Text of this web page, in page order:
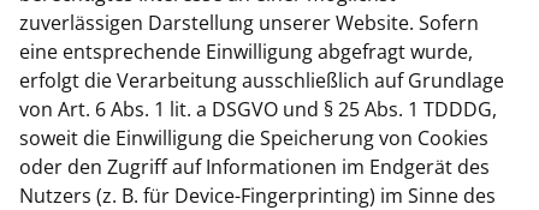
zuverlässigen Darstellung unserer Website. Sofern
eine entsprechende Einwilligung abgefragt wurde,
erfolgt die Verarbeitung ausschließlich auf Grundlage
von Art. 6 Abs. 1 lit. a DSGVO und § 25 Abs. 1 TDDDG,
soweit die Einwilligung die Speicherung von Cookies
oder den Zugriff auf Informationen im Endgerät des
Nutzers (z. B. für Device-Fingerprinting) im Sinne des